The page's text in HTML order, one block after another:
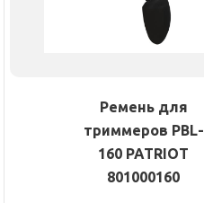
Ремень для
триммеров PBL-
160 PATRIOT
801000160